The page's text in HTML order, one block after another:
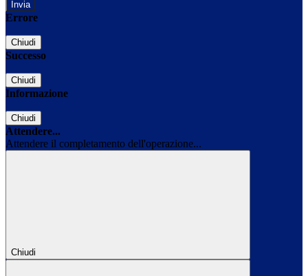
Errore
Chiudi
Successo
Chiudi
Informazione
Chiudi
Attendere...
Attendere il completamento dell'operazione...
Chiudi